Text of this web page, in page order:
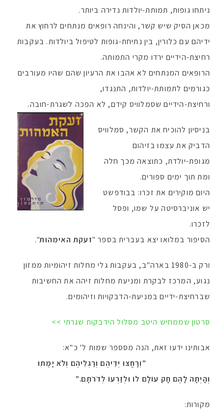
ניתחו גופות, תמותת-יולדות נדירה ביותר.
מכאן הסיק שיש קשר, והינחה רופאים מנתחים לרחוץ את
ידיהם עם כלורין, בין נתיחת-גופות לטיפול ביולדות. בעקבות
רחיצת-הידיים ירדו מקרי התמותה.
הרופאים המנתחים לא אהבו את הרעיון שהם שהיו מעורבים
כגורמים לתמותת-יולדות, התנגדו,
ורחיצת-הידיים שסמלוויס קידם, לא הפכה לשגרת-חובה.
בניסיון להוכיח את הקשר, סמלוויס
הדביק את עצמו בזיהום
מגופת-יולדת, כתוצאה מכך חלה
ומת תוך ימים ספורים.
היום מוקירים את זכרו: בבודפשט
יש אוניברסיטה על שמו, ופסל
לזכרו.
הסיפור במלואו יצא בעברית בספר "זעקת האימהות".
ורק ב-1980 בארה"ב, בעקבות גלי מחלות זיהומיות ממזון
נגוע, המרכז לבקרת ומניעת מחלות זיהה את החשיבות
שברחיצת-ידיים במניעת-הדבקויות וזיהומים.
סרטון שממחיש היטב מסלול הידבקות שגרתי >>
אבותינו ידעו זאת, הנה מסספר שמות ל' כ"א:
"וְרָחֲצוּ יְדֵיהֶם וְרַגְלֵיהֶם וְלֹא יָמֻתוּ
וְהָיְתָה לָהֶם חָק עוֹלָם לוֹ וּלְזַרְעוֹ לְדֹרֹתָם."
מקורות: